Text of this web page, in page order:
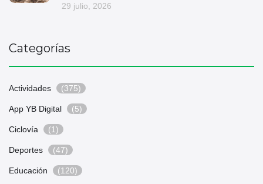
29 julio, 2026
Categorías
Actividades (375)
App YB Digital (5)
Ciclovía (1)
Deportes (47)
Educación (120)